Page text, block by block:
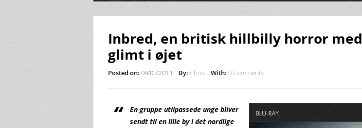
Inbred, en britisk hillbilly horror med
glimt i øjet
Posted on: 09/03/2013 By: Chris With: 0 Comments
En gruppe utilpassede unge bliver
sendt til en lille by i det nordlige